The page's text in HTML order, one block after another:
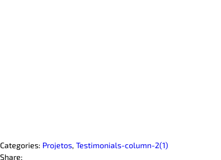
Categories: Projetos, Testimonials-column-2(1)
Share: